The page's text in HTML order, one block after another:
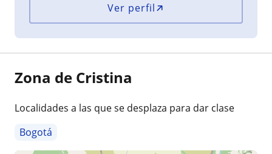
Ver perfil
Zona de Cristina
Localidades a las que se desplaza para dar clase
Bogotá